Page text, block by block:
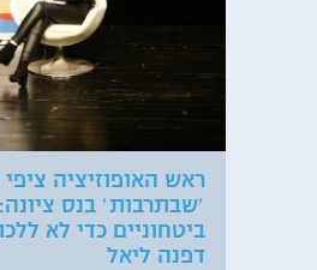
ראש האופוזיציה ציפי
׳שבתרבות׳ בנס
ביטחוניים כדי לא
דפנה ליאל